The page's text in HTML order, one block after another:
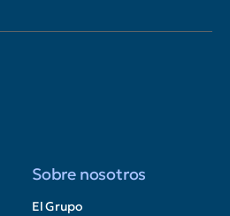
Sobre nosotros
El Grupo